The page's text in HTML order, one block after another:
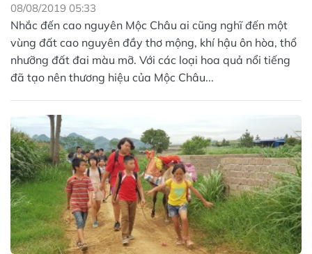
08/08/2019 05:33
Nhắc đến cao nguyên Mộc Châu ai cũng nghĩ đến một
vùng đất cao nguyên đầy thơ mộng, khí hậu ôn hòa, thổ
nhưỡng đất đai màu mỡ. Với các loại hoa quả nổi tiếng
đã tạo nên thương hiệu của Mộc Châu...